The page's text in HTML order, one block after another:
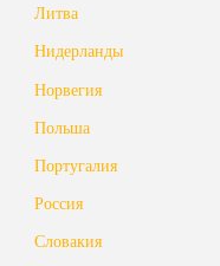
Литва
Нидерланды
Норвегия
Польша
Португалия
Россия
Словакия